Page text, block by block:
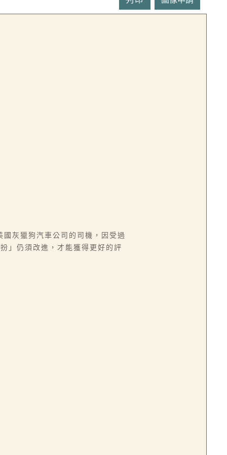
灰獵狗汽車公司的司機，因受過
」仍須改進，才能獲得更好的評